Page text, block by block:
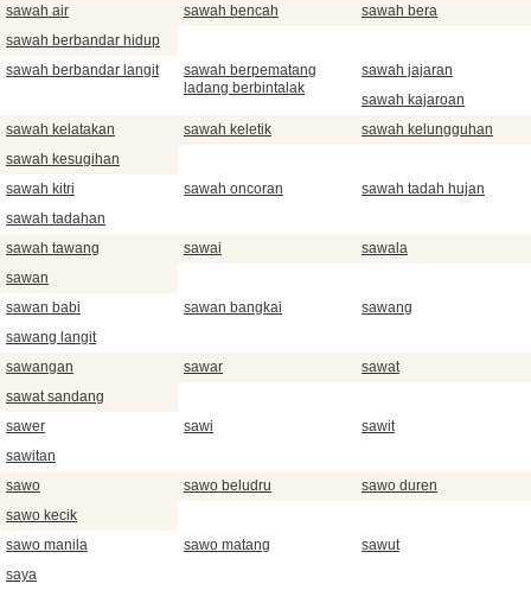
sawah air
sawah bencah
sawah bera
sawah berbandar hidup
sawah berbandar langit
sawah berpematang
ladang berbintalak
sawah jajaran
sawah kajaroan
sawah kelatakan
sawah keletik
sawah kelungguhan
sawah kesugihan
sawah kitri
sawah oncoran
sawah tadah hujan
sawah tadahan
sawah tawang
sawai
sawala
sawan
sawan babi
sawan bangkai
sawang
sawang langit
sawangan
sawar
sawat
sawat sandang
sawer
sawi
sawit
sawitan
sawo
sawo beludru
sawo duren
sawo kecik
sawo manila
sawo matang
sawut
saya